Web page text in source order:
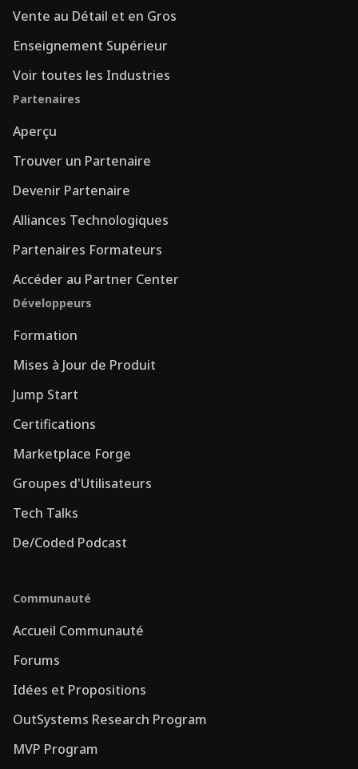
Vente au Détail et en Gros
Enseignement Supérieur
Voir toutes les Industries
Partenaires
Aperçu
Trouver un Partenaire
Devenir Partenaire
Alliances Technologiques
Partenaires Formateurs
Accéder au Partner Center
Développeurs
Formation
Mises à Jour de Produit
Jump Start
Certifications
Marketplace Forge
Groupes d'Utilisateurs
Tech Talks
De/Coded Podcast
Communauté
Accueil Communauté
Forums
Idées et Propositions
OutSystems Research Program
MVP Program